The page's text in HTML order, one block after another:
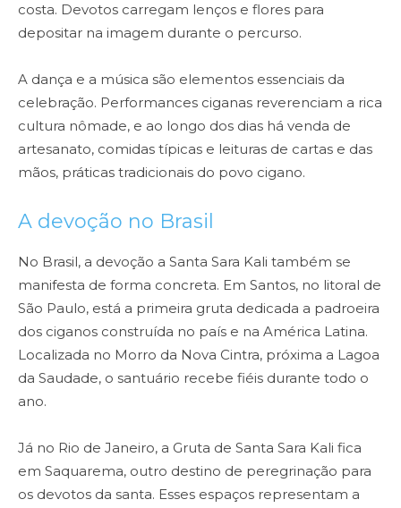
costa. Devotos carregam lenços e flores para
depositar na imagem durante o percurso.
A dança e a música são elementos essenciais da
celebração. Performances ciganas reverenciam a rica
cultura nômade, e ao longo dos dias há venda de
artesanato, comidas típicas e leituras de cartas e das
mãos, práticas tradicionais do povo cigano.
A devoção no Brasil
No Brasil, a devoção a Santa Sara Kali também se
manifesta de forma concreta. Em Santos, no litoral de
São Paulo, está a primeira gruta dedicada a padroeira
dos ciganos construída no país e na América Latina.
Localizada no Morro da Nova Cintra, próxima a Lagoa
da Saudade, o santuário recebe fiéis durante todo o
ano.
Já no Rio de Janeiro, a Gruta de Santa Sara Kali fica
em Saquarema, outro destino de peregrinação para
os devotos da santa. Esses espaços representam a